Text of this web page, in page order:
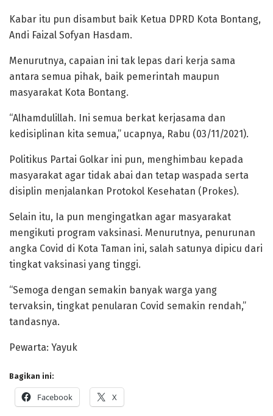
Kabar itu pun disambut baik Ketua DPRD Kota Bontang,
Andi Faizal Sofyan Hasdam.
Menurutnya, capaian ini tak lepas dari kerja sama
antara semua pihak, baik pemerintah maupun
masyarakat Kota Bontang.
“Alhamdulillah. Ini semua berkat kerjasama dan
kedisiplinan kita semua,” ucapnya, Rabu (03/11/2021).
Politikus Partai Golkar ini pun, menghimbau kepada
masyarakat agar tidak abai dan tetap waspada serta
disiplin menjalankan Protokol Kesehatan (Prokes).
Selain itu, Ia pun mengingatkan agar masyarakat
mengikuti program vaksinasi. Menurutnya, penurunan
angka Covid di Kota Taman ini, salah satunya dipicu dari
tingkat vaksinasi yang tinggi.
“Semoga dengan semakin banyak warga yang
tervaksin, tingkat penularan Covid semakin rendah,”
tandasnya.
Pewarta: Yayuk
Bagikan ini:
Facebook X